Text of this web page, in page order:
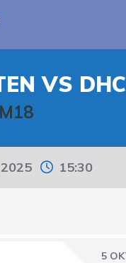
VS
M18
2025 15:30
5